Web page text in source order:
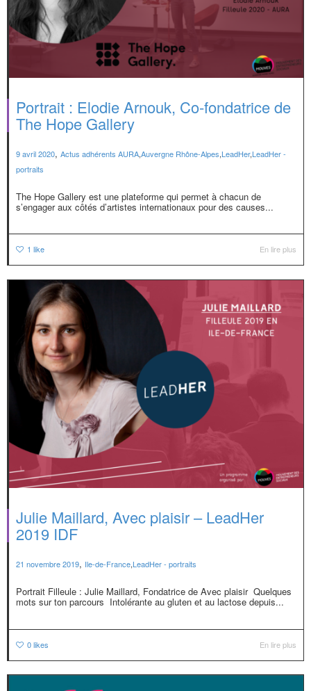
Portrait : Elodie Arnouk, Co-fondatrice de
The Hope Gallery
9 avril 2020, Actus adhérents AURA,Auvergne Rhône-Alpes,LeadHer,LeadHer -
portraits
The Hope Gallery est une plateforme qui permet à chacun de
s’engager aux côtés d’artistes internationaux pour des causes...
1 like En lire plus
Julie Maillard, Avec plaisir – LeadHer
2019 IDF
21 novembre 2019, Ile-de-France,LeadHer - portraits
Portrait Filleule : Julie Maillard, Fondatrice de Avec plaisir Quelques
mots sur ton parcours Intolérante au gluten et au lactose depuis...
0likes En lire plus